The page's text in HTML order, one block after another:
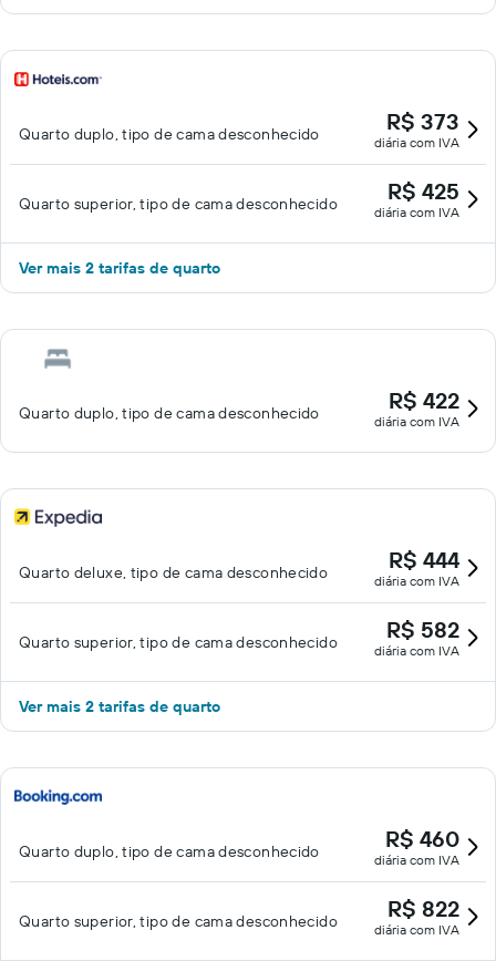
Quarto duplo, tipo de cama desconhecido R$ 373
diária com IVA
Quarto superior, tipo de cama desconhecido R$ 425
diária com IVA
Ver mais 2 tarifas de quarto
Quarto duplo, tipo de cama desconhecido R$ 422
diária com IVA
Quarto deluxe, tipo de cama desconhecido R$ 444
diária com IVA
Quarto superior, tipo de cama desconhecido R$ 582
diária com IVA
Ver mais 2 tarifas de quarto
Quarto duplo, tipo de cama desconhecido R$ 460
diária com IVA
Quarto superior, tipo de cama desconhecido R$ 822
diária com IVA